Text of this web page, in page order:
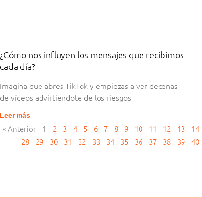
¿Cómo nos influyen los mensajes que recibimos
cada día?
Imagina que abres TikTok y empiezas a ver decenas
de vídeos advirtiendote de los riesgos
Leer más
« Anterior 1 2 3 4 5 6 7 8 9 10 11 12 13 14
28 29 30 31 32 33 34 35 36 37 38 39 40